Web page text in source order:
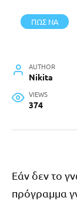
ΠΩΣ ΝΑ
AUTHOR
Nikita
VIEWS
374
Εάν δεν το
πρόγραμμα